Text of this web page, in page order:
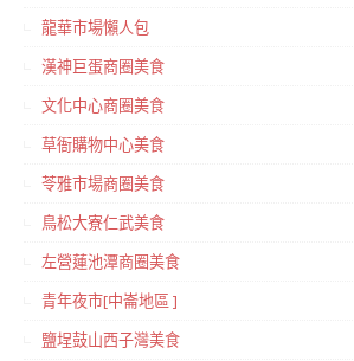
龍華市場懶人包
漢神巨蛋商圈美食
文化中心商圈美食
草衙購物中心美食
苓雅市場商圈美食
鳥松大寮仁武美食
左營蓮池潭商圈美食
青年夜市[中崙地區 ]
鹽埕鼓山西子灣美食